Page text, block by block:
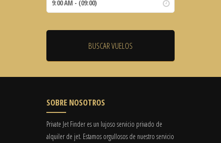
SOBRE NOSOTROS
Private Jet Finder es un lujoso servicio privado de
alquiler de jet. Estamos orgullosos de nuestro servicio